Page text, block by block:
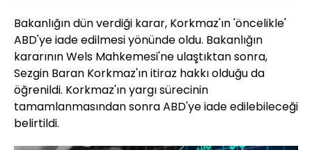
Bakanlığın dün verdiği karar, Korkmaz'ın 'öncelikle'
ABD'ye iade edilmesi yönünde oldu. Bakanlığın
kararının Wels Mahkemesi'ne ulaştıktan sonra,
Sezgin Baran Korkmaz'ın itiraz hakkı olduğu da
öğrenildi. Korkmaz'ın yargı sürecinin
tamamlanmasından sonra ABD'ye iade edilebileceği
belirtildi.